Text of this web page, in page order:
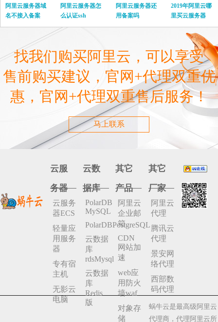
阿里云服务器域
名不接入备案
阿里云服务器怎
么认证ssh
阿里云服务器还
用备案吗
2019年阿里云哪
里买云服务器
找我们购买阿里云，可以享受
售前购买建议，官网+代理双重优
惠，官网+代理双重售后服务！
马上联系
云服
务器
云服务
器ECS
轻量应
用服务
器
专有宿
主机
无影云
电脑
云数
据库
PolarDB
MySQL
PolarDBPostgreSQL
云数据
库
rdsMysql
云数据
库
Redis
版
其它
产品
阿里云
企业邮
箱
CDN
网站加
速
web应
用防火
墙waf
对象存
储
其它
厂家
阿里云
代理
腾讯云
代理
景安网
络代理
西部数
码代理
蜗牛云是最高级阿里云
代理商，代理阿里云所